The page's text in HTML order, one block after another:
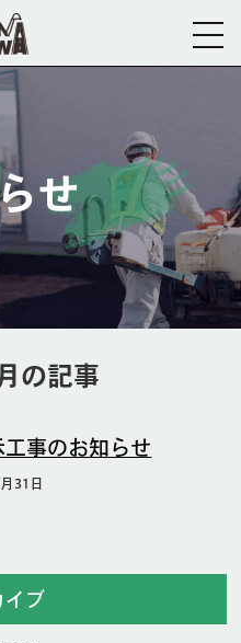
せ
の記事
工事のお知らせ
31日
イブ